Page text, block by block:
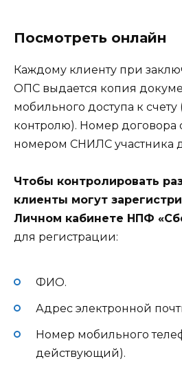
Посмотреть онлайн
Каждому клиенту при
ОПС выдается копия
мобильного доступа к
контролю). Номер договора
номером СНИЛС участника
Чтобы контролировать
клиенты могут
Личном кабинете НПФ
для регистрации:
ФИО.
Адрес электронной
Номер мобильного
действующий).